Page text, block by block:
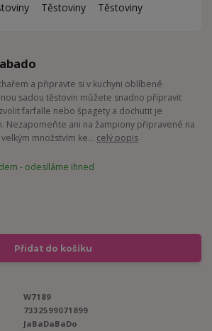
a připravte si v kuchyni oblíbené
sadou těstovin můžete snadno připravit
farfalle nebo špagety a dochutit je
Nezapomeňte ani na žampiony připravené na
množstvím ke... celý popis
- odesíláme ihned
Přidat do košíku
W7189
7332599071899
JaBaDaBaDo